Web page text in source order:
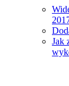
Jak